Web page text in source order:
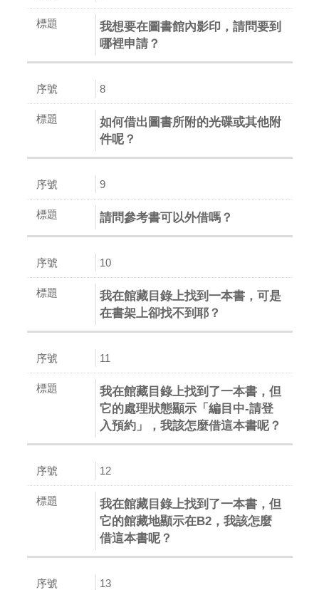
我想要在圖書館內影印，請問要到
哪裡申請？
8
如何借出圖書所附的光碟或其他附
件呢？
9
請問參考書可以外借嗎？
10
我在館藏目錄上找到一本書，可是
在書架上卻找不到耶？
11
我在館藏目錄上找到了一本書，但
它的處理狀態顯示「編目中-請登
入預約」，我該怎麼借這本書呢？
12
我在館藏目錄上找到了一本書，但
它的館藏地顯示在B2，我該怎麼
借這本書呢？
13